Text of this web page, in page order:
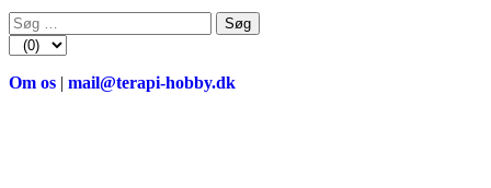
Søg
efter:
Om os | mail@terapi-hobby.dk